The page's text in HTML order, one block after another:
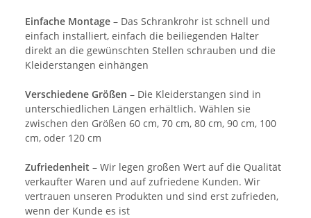
Einfache Montage – Das Schrankrohr ist schnell und
einfach installiert, einfach die beiliegenden Halter
direkt an die gewünschten Stellen schrauben und die
Kleiderstangen einhängen
Verschiedene Größen – Die Kleiderstangen sind in
unterschiedlichen Längen erhältlich. Wählen sie
zwischen den Größen 60 cm, 70 cm, 80 cm, 90 cm, 100
cm, oder 120 cm
Zufriedenheit – Wir legen großen Wert auf die Qualität
verkaufter Waren und auf zufriedene Kunden. Wir
vertrauen unseren Produkten und sind erst zufrieden,
wenn der Kunde es ist